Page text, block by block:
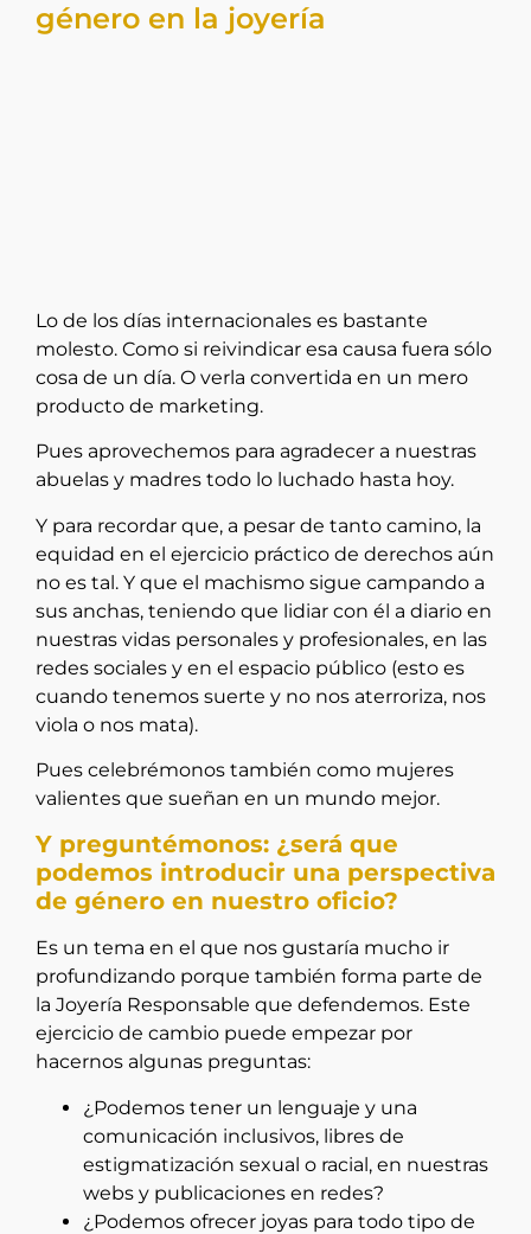
género en la joyería
Lo de los días internacionales es bastante
molesto. Como si reivindicar esa causa fuera sólo
cosa de un día. O verla convertida en un mero
producto de marketing.
Pues aprovechemos para agradecer a nuestras
abuelas y madres todo lo luchado hasta hoy.
Y para recordar que, a pesar de tanto camino, la
equidad en el ejercicio práctico de derechos aún
no es tal. Y que el machismo sigue campando a
sus anchas, teniendo que lidiar con él a diario en
nuestras vidas personales y profesionales, en las
redes sociales y en el espacio público (esto es
cuando tenemos suerte y no nos aterroriza, nos
viola o nos mata).
Pues celebrémonos también como mujeres
valientes que sueñan en un mundo mejor.
Y preguntémonos: ¿será que
podemos introducir una perspectiva
de género en nuestro oficio?
Es un tema en el que nos gustaría mucho ir
profundizando porque también forma parte de
la Joyería Responsable que defendemos. Este
ejercicio de cambio puede empezar por
hacernos algunas preguntas:
¿Podemos tener un lenguaje y una
comunicación inclusivos, libres de
estigmatización sexual o racial, en nuestras
webs y publicaciones en redes?
¿Podemos ofrecer joyas para todo tipo de